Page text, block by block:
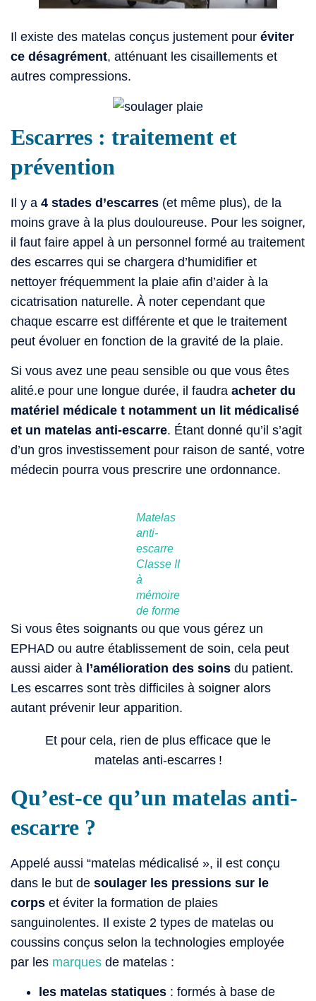
Il existe des matelas conçus justement pour éviter
ce désagrément, atténuant les cisaillements et
autres compressions.
Escarres : traitement et
prévention
Il y a 4 stades d’escarres (et même plus), de la
moins grave à la plus douloureuse. Pour les soigner,
il faut faire appel à un personnel formé au traitement
des escarres qui se chargera d’humidifier et
nettoyer fréquemment la plaie afin d’aider à la
cicatrisation naturelle. À noter cependant que
chaque escarre est différente et que le traitement
peut évoluer en fonction de la gravité de la plaie.
Si vous avez une peau sensible ou que vous êtes
alité.e pour une longue durée, il faudra acheter du
matériel médicale t notamment un lit médicalisé
et un matelas anti-escarre. Étant donné qu’il s’agit
d’un gros investissement pour raison de santé, votre
médecin pourra vous prescrire une ordonnance.
Matelas
anti-
escarre
Classe II
à
mémoire
de forme
Si vous êtes soignants ou que vous gérez un
EPHAD ou autre établissement de soin, cela peut
aussi aider à l’amélioration des soins du patient.
Les escarres sont très difficiles à soigner alors
autant prévenir leur apparition.
Et pour cela, rien de plus efficace que le
matelas anti-escarres !
Qu’est-ce qu’un matelas anti-
escarre ?
Appelé aussi “matelas médicalisé », il est conçu
dans le but de soulager les pressions sur le
corps et éviter la formation de plaies
sanguinolentes. Il existe 2 types de matelas ou
coussins conçus selon la technologies employée
par les marques de matelas :
les matelas statiques : formés à base de